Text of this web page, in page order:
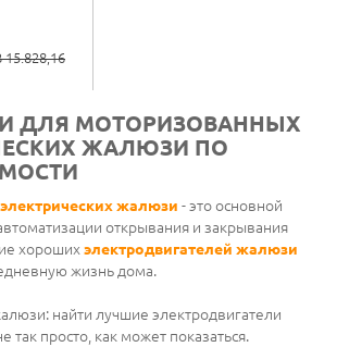
15.828,16
ДЛЯ МОТОРИЗОВАННЫХ
ЖАЛЮЗИ ПО
жалюзи - это основной
открывания и закрывания
хорошихэлектродвигателей жалюзи
жизнь дома.
найти лучшие электродвигатели
так просто, как может показаться.